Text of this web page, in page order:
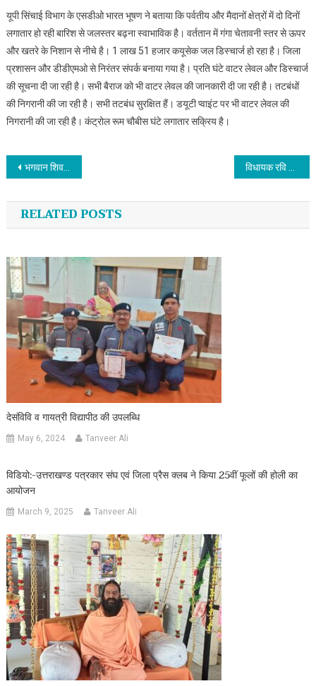
यूपी सिंचाई विभाग के एसडीओ भारत भूषण ने बताया कि पर्वतीय और मैदानों क्षेत्रों में दो दिनों
लगातार हो रही बारिश से जलस्तर बढ़ना स्वाभाविक है। वर्ततान में गंगा चेतावनी स्तर से ऊपर
और खतरे के निशान से नीचे है। 1 लाख 51 हजार कयूसेक जल डिस्चार्ज हो रहा है। जिला
प्रशासन और डीडीएमओ से निरंतर संपर्क बनाया गया है। प्रति घंटे वाटर लेवल और डिस्चार्ज
की सूचना दी जा रही है। सभी बैराज को भी वाटर लेवल की जानकारी दी जा रही है। तटबंधों
की निगरानी की जा रही है। सभी तटबंध सुरक्षित हैं। डयूटी प्वाइंट पर भी वाटर लेवल की
निगरानी की जा रही है। कंट्रोल रूम चौबीस घंटे लगातार सक्रिय है।
Post navigation
भगवान शिव का प्रसाद ग्रहण करने से होता है कल्याण-पंडित पवन कृष्ण शास्त्री
RELATED POSTS
देसंविवि व गायत्री विद्यापीठ की उपलब्धि
May 6, 2024 Tanveer Ali
विडियो:-उत्तराखण्ड पत्रकार संघ एवं जिला प्रैस क्लब ने किया 25वीं फूलों की होली का
आयोजन
March 9, 2025 Tanveer Ali